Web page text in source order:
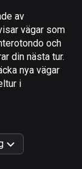
av
vägar som
och
din nästa tur.
nya vägar
i